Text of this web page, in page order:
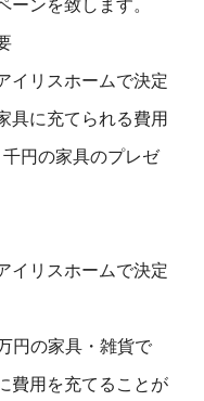
ーンを致します。
イリスホームで決定
具に充てられる費用
円の家具のプレゼ
イリスホームで決定
円の家具・雑貨で
費用を充てることが